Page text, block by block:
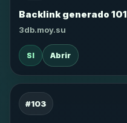
Backlink generado 101
3db.moy.su
SI Abrir
#103